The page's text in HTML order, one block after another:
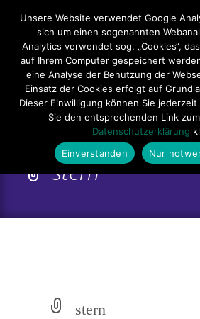
Impressum Datenschutzerklärung
Sitemap
Kontakt
stern
stern
Hauptmenü
Unsere Website verwendet Google
sich um einen sogenannten
Analytics verwendet sog. „Cookies“,
auf Ihrem Computer gespeichert
eine Analyse der Benutzung der
Einsatz der Cookies erfolgt auf
Dieser Einwilligung können Sie
Sie den entsprechenden Link
Datenschutzerklärung
Einverstanden
Nur